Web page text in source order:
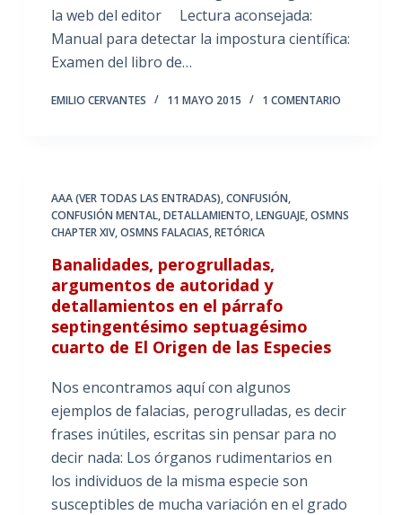
la web del editor Lectura aconsejada:
Manual para detectar la impostura científica:
Examen del libro de…
EMILIO CERVANTES 11 MAYO 2015 1 COMENTARIO
AAA (VER TODAS LAS ENTRADAS),CONFUSIÓN,
CONFUSIÓN MENTAL,DETALLAMIENTO,LENGUAJE,OSMNS
CHAPTER XIV,OSMNS FALACIAS,RETÓRICA
Banalidades, perogrulladas,
argumentos de autoridad y
detallamientos en el párrafo
septingentésimo septuagésimo
cuarto de El Origen de las Especies
Nos encontramos aquí con algunos
ejemplos de falacias, perogrulladas, es decir
frases inútiles, escritas sin pensar para no
decir nada: Los órganos rudimentarios en
los individuos de la misma especie son
susceptibles de mucha variación en el grado